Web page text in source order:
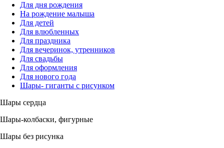
Для дня рождения
На рождение малыша
Для детей
Для влюбленных
Для праздника
Для вечеринок, утренников
Для свадьбы
Для оформления
Для нового года
Шары- гиганты с рисунком
Шары сердца
Шары-колбаски, фигурные
Шары без рисунка